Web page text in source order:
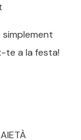
simplement
te a la festa!